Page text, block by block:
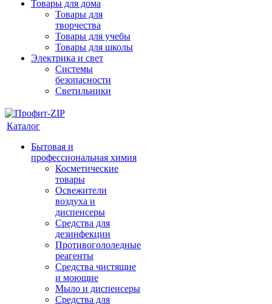
Товары для дома
Товары для
творчества
Товары для учебы
Товары для школы
Электрика и свет
Системы
безопасности
Светильники
Каталог
Бытовая и
профессиональная химия
Косметические
товары
Освежители
воздуха и
диспенсеры
Средства для
дезинфекции
Противогололедные
реагенты
Средства чистящие
и моющие
Мыло и диспенсеры
Средства для